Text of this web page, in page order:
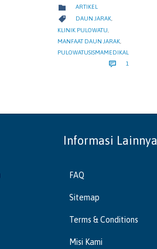
 CATEGORY
ARTIKEL
 CATEGORY
DAUN JARAK,
KLINIK PULOWATU
MANFAAT DAUN JARAK
PULOWATUSISMAMEDIKAL
 1
Informasi Lainnya
FAQ
Sitemap
Terms & Conditions
Misi Kami